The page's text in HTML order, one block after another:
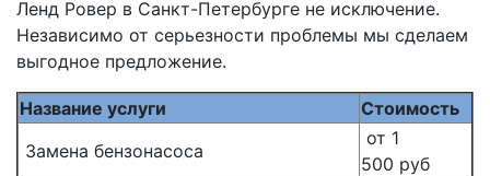
Ленд Ровер в Санкт-Петербурге не исключение.
Независимо от серьезности проблемы мы сделаем
выгодное предложение.
Название услуги
Стоимость
Замена бензонасоса
от 1
500 руб